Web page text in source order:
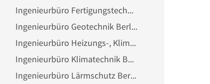
Ingenieurbüro Fertigungstechnik Berlin
Ingenieurbüro Geotechnik Berlin
Ingenieurbüro Heizungs-, Klima-, Lüftungs- und Sanitärtechnik Berlin
Ingenieurbüro Klimatechnik Berlin
Ingenieurbüro Lärmschutz Berlin